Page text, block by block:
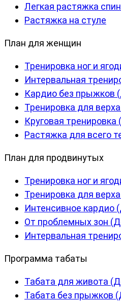
Легкая растяжка
Растяжка на стуле
План для женщин
Тренировка ног и
Интервальная
Кардио без прыжков
Тренировка для
Круговая тренировка
Растяжка для всего
План для продвинутых
Тренировка ног и
Тренировка для
Интенсивное кардио
От проблемных зон
Интервальная
Программа табаты
Табата для живота
Табата без прыжков